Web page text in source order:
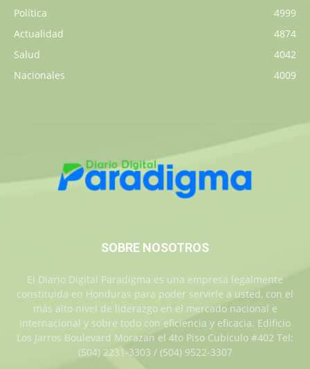
Política
4999
Actualidad
4874
Salud
4042
Nacionales
4009
SOBRE NOSOTROS
El Diario Digital Paradigma es una empresa legalmente
constituida en Honduras para poder servirle a usted, con el
más alto nivel de liderazgo en el mercado nacional e
internacional y sobre todo con eficiencia y eficacia. Edificio
Los Jarros Boulevard Morazan el 4to Piso Cubiculo #402 Tel:
(504) 2231-3303 / (504) 9522-3307